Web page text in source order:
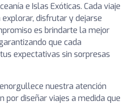
e Islas Exóticas. Cada viaje
disfrutar y dejarse
es brindarte la mejor
que cada
expectativas sin sorpresas
nuestra atención
por diseñar viajes a medida que